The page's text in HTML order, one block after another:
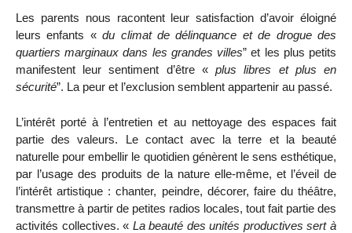
Les parents nous racontent leur satisfaction d’avoir éloigné
leurs enfants «du climat de délinquance et de drogue des
quartiers marginaux dans les grandes villes” et les plus petits
manifestent leur sentiment d’être «plus libres et plus en
sécurité”. La peur et l’exclusion semblent appartenir au passé.
L’intérêt porté à l’entretien et au nettoyage des espaces fait
partie des valeurs. Le contact avec la terre et la beauté
naturelle pour embellir le quotidien génèrent le sens esthétique,
par l’usage des produits de la nature elle-même, et l’éveil de
l’intérêt artistique : chanter, peindre, décorer, faire du théâtre,
transmettre à partir de petites radios locales, tout fait partie des
activités collectives. « La beauté des unités productives sert à